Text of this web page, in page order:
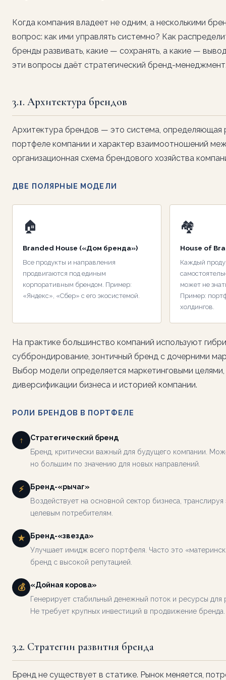
Когда компания владеет не одним, а несколькими
вопрос: как ими управлять системно? Как
бренды развивать, какие — сохранять, а какие —
эти вопросы даёт стратегический бренд-
3.1. Архитектура брендов
Архитектура брендов — это система, определяющая
портфеле компании и характер взаимоотношений
организационная схема брендового хозяйства
ДВЕ ПОЛЯРНЫЕ МОДЕЛИ
🏠
Branded House («Дом бренда»)
Все продукты и направления
продвигаются под единым
корпоративным брендом. Пример:
«Яндекс», «Сбер» с его экосистемой.
🏘️
House of
Каждый
может не
Пример:
холдингов.
На практике большинство компаний используют
субброндирование, зонтичный бренд с дочерними
Выбор модели определяется маркетинговыми
диверсификации бизнеса и историей компании.
РОЛИ БРЕНДОВ В ПОРТФЕЛЕ
↑ Стратегический бренд
Бренд, критически важный для будущего компании.
но большим по значению для новых направлений.
⚡ Бренд-«рычаг»
Воздействует на основной сектор бизнеса,
целевым потребителям.
★ Бренд-«звезда»
Улучшает имидж всего портфеля. Часто это
бренд с высокой репутацией.
💰 «Дойная корова»
Генерирует стабильный денежный поток и ресурсы для
Не требует крупных инвестиций в продвижение бренда.
3.2. Стратегии развития бренда
Бренд не существует в статике. Рынок меняется,